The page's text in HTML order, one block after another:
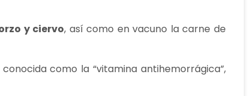
y ciervo, así como en vacuno la carne de
como la “vitamina antihemorrágica”,